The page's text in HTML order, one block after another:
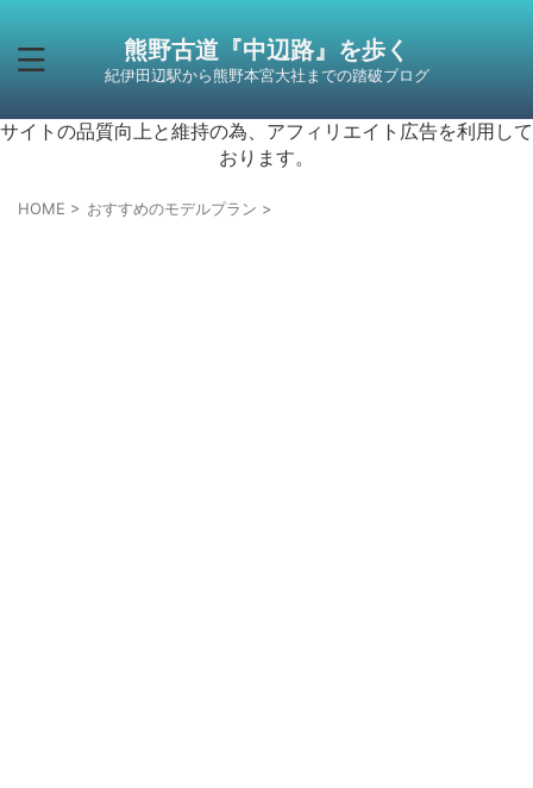
熊野古道『中辺路』を歩く
紀伊田辺駅から熊野本宮大社までの踏破ブログ
サイトの品質向上と維持の為、アフィリエイト広告を利用して
おります。
HOME > おすすめのモデルプラン >